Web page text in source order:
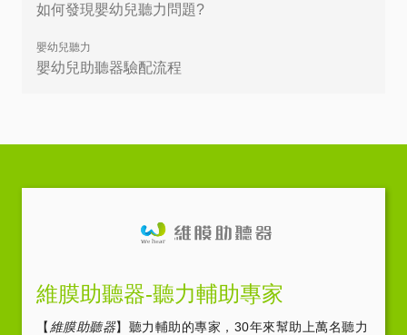
如何發現嬰幼兒聽力問題?
嬰幼兒聽力
嬰幼兒助聽器驗配流程
維膜助聽器-聽力輔助專家
【 維膜助聽器】聽力輔助的專家，30年來幫助上萬名聽力